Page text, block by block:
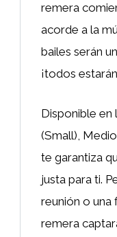
remera
acorde a la
bailes serán
¡todos
Disponible en
(Small),
te garantiza
justa para ti.
reunión o una
remera